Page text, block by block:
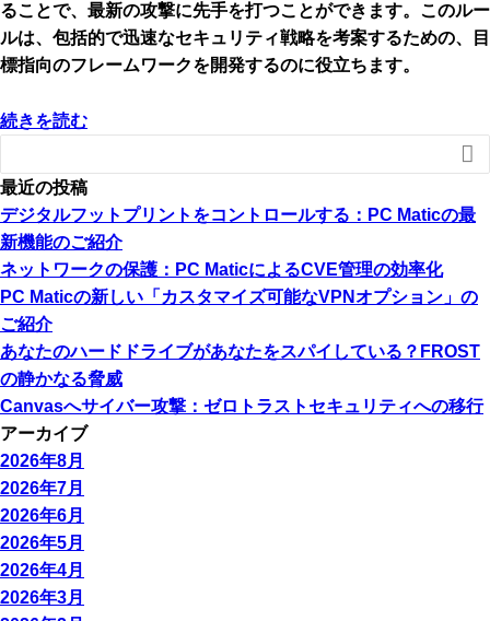
ることで、最新の攻撃に先手を打つことができます。このルー
ルは、包括的で迅速なセキュリティ戦略を考案するための、目
標指向のフレームワークを開発するのに役立ちます。
続きを読む

最近の投稿
デジタルフットプリントをコントロールする：PC Maticの最
新機能のご紹介
ネットワークの保護：PC MaticによるCVE管理の効率化
PC Maticの新しい「カスタマイズ可能なVPNオプション」の
ご紹介
あなたのハードドライブがあなたをスパイしている？FROST
の静かなる脅威
Canvasへサイバー攻撃：ゼロトラストセキュリティへの移行
アーカイブ
2026年8月
2026年7月
2026年6月
2026年5月
2026年4月
2026年3月